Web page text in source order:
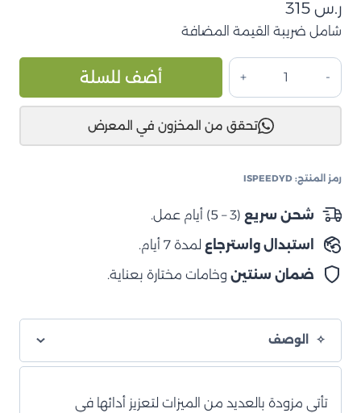
ر.س
شامل ضريبة القيمة المضافة
كمية
مضخة
هواء
للإطارات
أضف للسلة
تحقق من المخزون في المعرض
رمز المنتج: ISPEEDYD
شحن سريع (3 – 5) أيام عمل.
استبدال واسترجاع لمدة 7 أيام.
ضمان سنتين وخامات مختارة بعناية.
الوصف
تأتي مزودة بالعديد من الميزات لتعزيز أدائها في